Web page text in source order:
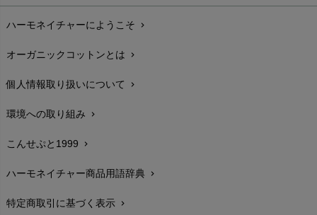
配送と送料chevron_right
在庫状況と発送予定chevron_right
サイズ・寸法chevron_right
生地・素材chevron_right
お手入れについて
レビューを書こうchevron_right
返品交換chevron_right
ハーモネイチャーにようこそ chevron_right
オーガニックコットンとは chevron_right
個人情報取り扱いについて chevron_right
環境への取り組み chevron_right
こんせぷと1999 chevron_right
ハーモネイチャー商品用語辞典 chevron_right
特定商取引に基づく表示 chevron_right